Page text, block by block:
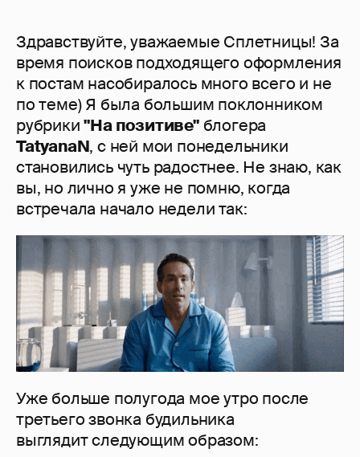
Здравствуйте, уважаемые Сплетницы! За
время поисков подходящего оформления
к постам насобиралось много всего и не
по теме) Я была большим поклонником
рубрики"На позитиве"блогера
TatyanaN, с ней мои понедельники
становились чуть радостнее. Не знаю, как
вы, но лично я уже не помню, когда
встречала начало недели так:
Уже больше полугода мое утро после
третьего звонка будильника
выглядит следующим образом: